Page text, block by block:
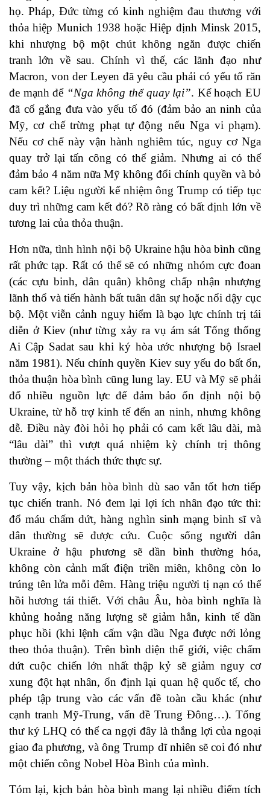
họ. Pháp, Đức từng có kinh nghiệm đau thương với
thỏa hiệp Munich 1938 hoặc Hiệp định Minsk 2015,
khi nhượng bộ một chút không ngăn được chiến
tranh lớn về sau. Chính vì thế, các lãnh đạo như
Macron, von der Leyen đã yêu cầu phải có yếu tố răn
đe mạnh để “Nga không thể quay lại”. Kế hoạch EU
đã cố gắng đưa vào yếu tố đó (đảm bảo an ninh của
Mỹ, cơ chế trừng phạt tự động nếu Nga vi phạm).
Nếu cơ chế này vận hành nghiêm túc, nguy cơ Nga
quay trở lại tấn công có thể giảm. Nhưng ai có thể
đảm bảo 4 năm nữa Mỹ không đổi chính quyền và bỏ
cam kết? Liệu người kế nhiệm ông Trump có tiếp tục
duy trì những cam kết đó? Rõ ràng có bất định lớn về
tương lai của thỏa thuận.
Hơn nữa, tình hình nội bộ Ukraine hậu hòa bình cũng
rất phức tạp. Rất có thể sẽ có những nhóm cực đoan
(các cựu binh, dân quân) không chấp nhận nhượng
lãnh thổ và tiến hành bất tuân dân sự hoặc nổi dậy cục
bộ. Một viễn cảnh nguy hiểm là bạo lực chính trị tái
diễn ở Kiev (như từng xảy ra vụ ám sát Tổng thống
Ai Cập Sadat sau khi ký hòa ước nhượng bộ Israel
năm 1981). Nếu chính quyền Kiev suy yếu do bất ổn,
thỏa thuận hòa bình cũng lung lay. EU và Mỹ sẽ phải
đổ nhiều nguồn lực để đảm bảo ổn định nội bộ
Ukraine, từ hỗ trợ kinh tế đến an ninh, nhưng không
dễ. Điều này đòi hỏi họ phải có cam kết lâu dài, mà
“lâu dài” thì vượt quá nhiệm kỳ chính trị thông
thường – một thách thức thực sự.
Tuy vậy, kịch bản hòa bình dù sao vẫn tốt hơn tiếp
tục chiến tranh. Nó đem lại lợi ích nhân đạo tức thì:
đổ máu chấm dứt, hàng nghìn sinh mạng binh sĩ và
dân thường sẽ được cứu. Cuộc sống người dân
Ukraine ở hậu phương sẽ dần bình thường hóa,
không còn cảnh mất điện triền miên, không còn lo
trúng tên lửa mỗi đêm. Hàng triệu người tị nạn có thể
hồi hương tái thiết. Với châu Âu, hòa bình nghĩa là
khủng hoảng năng lượng sẽ giảm hẳn, kinh tế dần
phục hồi (khi lệnh cấm vận dầu Nga được nới lỏng
theo thỏa thuận). Trên bình diện thế giới, việc chấm
dứt cuộc chiến lớn nhất thập kỷ sẽ giảm nguy cơ
xung đột hạt nhân, ổn định lại quan hệ quốc tế, cho
phép tập trung vào các vấn đề toàn cầu khác (như
cạnh tranh Mỹ-Trung, vấn đề Trung Đông…). Tổng
thư ký LHQ có thể ca ngợi đây là thắng lợi của ngoại
giao đa phương, và ông Trump dĩ nhiên sẽ coi đó như
một chiến công Nobel Hòa Bình của mình.
Tóm lại, kịch bản hòa bình mang lại nhiều điểm tích